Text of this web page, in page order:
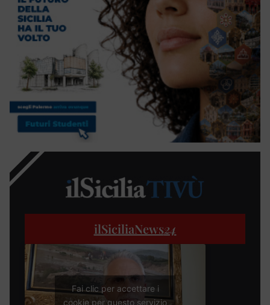
ilSiciliaNews24
Fai clic per accettare i
cookie per questo servizio